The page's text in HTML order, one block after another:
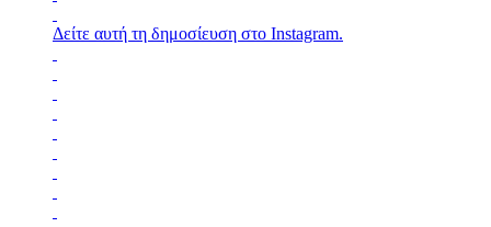
Δείτε αυτή τη δημοσίευση στο Instagram.